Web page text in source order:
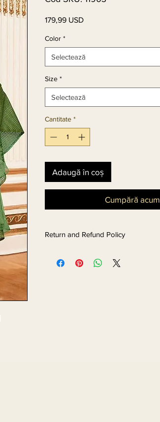
179,99 USDPreț
Color *
Selectează
Size *
Selectează
Cantitate *
Adaugă în coș
Cumpără acum
Return and Refund Policy